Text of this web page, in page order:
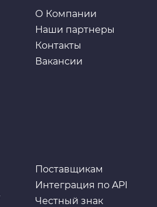
О Компании
Наши партнеры
Контакты
Вакансии
Поставщикам
Интеграция по API
Честный знак